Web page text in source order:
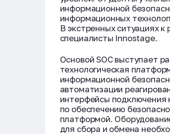
информационной
информационных
В экстренных ситуациях
специалисты Innostage.
Основой SOC выступает
технологическая
информационной
автоматизации
интерфейсы подключения
по обеспечению
платформой.
для сбора и обмена